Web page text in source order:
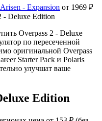
- Expansion от 1969 ₽
- Deluxe Edition
Overpass 2 - Deluxe
по пересеченной
оригинальной Overpass
Starter Pack и Polaris
улучшат ваше
Edition